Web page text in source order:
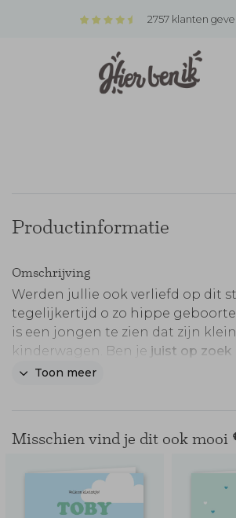
2757 klanten
Productinformatie
Omschrijving
Werden jullie ook verliefd op dit
tegelijkertijd o zo hippe
is een jongen te zien dat zijn
kinderwagen. Ben je juist op zoek
kinderwagen duwt? Kijk bij de
Toon meer
Misschien vind je dit ook mooi